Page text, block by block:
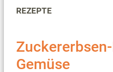
REZEPTE
Gemüse